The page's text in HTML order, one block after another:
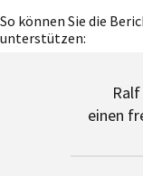
So können Sie die
unterstützen:
einen